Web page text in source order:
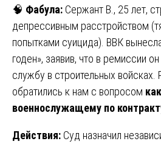
🧠 Фабула: Сержант В., 25 лет,
депрессивным расстройством
попытками суицида). ВВК
годен», заявив, что в ремиссии
службу в строительных войсках.
обратились к нам с вопросом
военнослужащему по
Действия: Суд назначил